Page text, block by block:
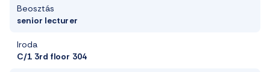
Beosztás
senior lecturer
Iroda
C/1 3rd floor 304